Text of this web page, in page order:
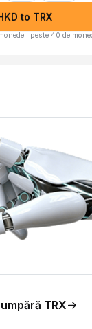
to TRX
· peste 40 de
TRX